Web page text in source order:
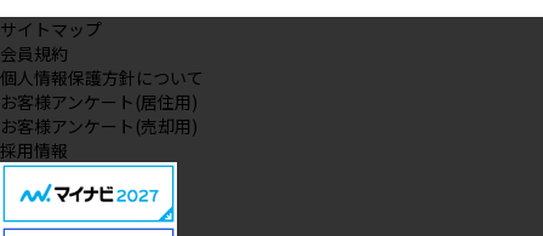
サイトマップ
会員規約
個人情報保護方針について
お客様アンケート(居住用)
お客様アンケート(売却用)
採用情報